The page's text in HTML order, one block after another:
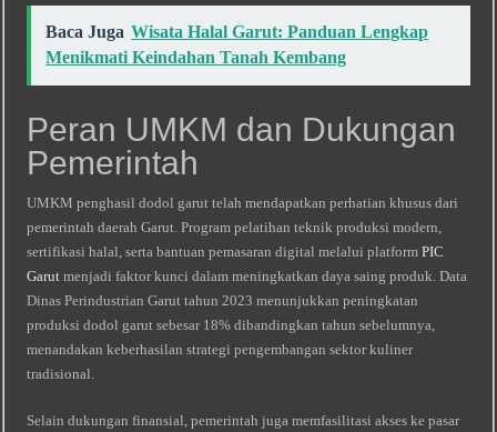
Baca Juga Wisata Halal Garut: Panduan Lengkap
Menikmati Keindahan Tanah Kembang
Peran UMKM dan Dukungan
Pemerintah
UMKM penghasil dodol garut telah mendapatkan perhatian khusus dari
pemerintah daerah Garut. Program pelatihan teknik produksi modern,
sertifikasi halal, serta bantuan pemasaran digital melalui platformPIC
Garut menjadi faktor kunci dalam meningkatkan daya saing produk. Data
Dinas Perindustrian Garut tahun 2023 menunjukkan peningkatan
produksi dodol garut sebesar 18% dibandingkan tahun sebelumnya,
menandakan keberhasilan strategi pengembangan sektor kuliner
tradisional.
Selain dukungan finansial, pemerintah juga memfasilitasi akses ke pasar